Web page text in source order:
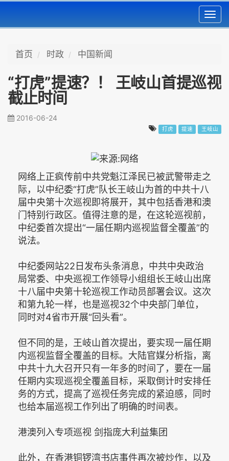
首页 时政 中国新闻
“打虎”提速？！ 王岐山首提巡视
截止时间
2016-06-24
打虎 提速 王岐山
网络上正疯传前中共党魁江泽民已被武警带走之
际，以中纪委“打虎”队长王岐山为首的中共十八
届中央第十次巡视即将展开，其中包括香港和澳
门特别行政区。值得注意的是，在这轮巡视前，
中纪委首次提出“一届任期内巡视监督全覆盖”的
说法。
中纪委网站22日发布头条消息，中共中央政治
局常委、中央巡视工作领导小组组长王岐山出席
十八届中央第十轮巡视工作动员部署会议。这次
和第九轮一样，也是巡视32个中央部门单位，
同时对4省市开展“回头看”。
但不同的是，王岐山首次提出，要实现一届任期
内巡视监督全覆盖的目标。大陆官媒分析指，离
中共十九大召开只有一年多的时间了，要在一届
任期内实现巡视全覆盖目标，采取倒计时安排任
务的方式，提高了巡视任务完成的紧迫感，同时
也给本届巡视工作列出了明确的时间表。
港澳列入专项巡视 剑指庞大利益集团
此外，在香港铜锣湾书店事件再次被炒作，以及